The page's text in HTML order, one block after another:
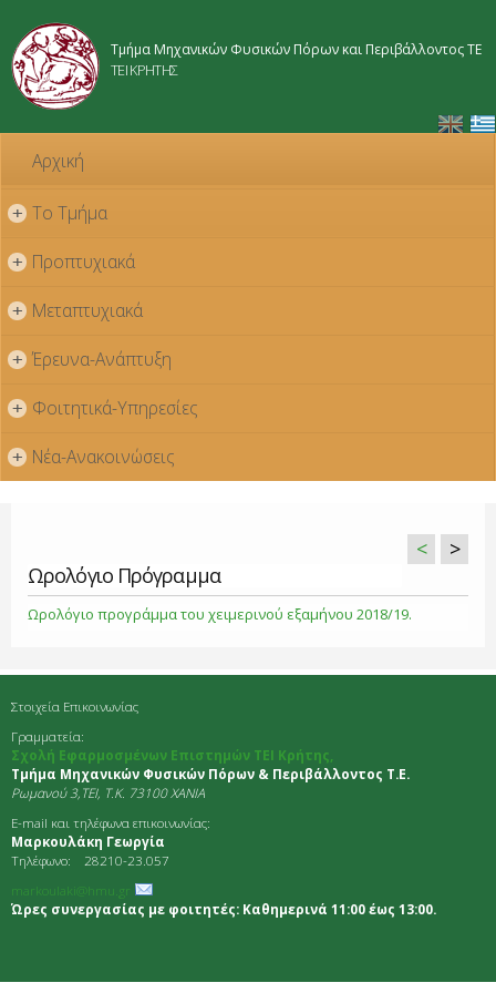
κυρίως
Τμήμα Μηχανικών Φυσικών Πόρων και Περιβάλλοντος ΤΕ
ΤΕΙ ΚΡΗΤΗΣ
Αρχική
+ Το Τμήμα
+ Προπτυχιακά
+ Μεταπτυχιακά
+ Έρευνα-Ανάπτυξη
+ Φοιτητικά-Υπηρεσίες
+ Νέα-Ανακοινώσεις
Ωρολόγιο Πρόγραμμα
< >
Ωρολόγιο προγράμμα του χειμερινού εξαμήνου 2018/19.
Στοιχεία Επικοινωνίας
Γραμματεία:
Σχολή Εφαρμοσμένων Επιστημών ΤΕΙ Κρήτης,
Τμήμα Μηχανικών Φυσικών Πόρων & Περιβάλλοντος Τ.Ε.
Ρωμανού 3,TEI, Τ.Κ. 73100 ΧΑΝΙΑ
E-mail και τηλέφωνα επικοινωνίας:
Μαρκουλάκη Γεωργία
Τηλέφωνο: 28210-23.057
markoulaki@hmu.gr
Ώρες συνεργασίας με φοιτητές: Καθημερινά 11:00 έως 13:00.